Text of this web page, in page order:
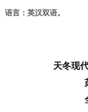
语言：英汉双语。
天冬现